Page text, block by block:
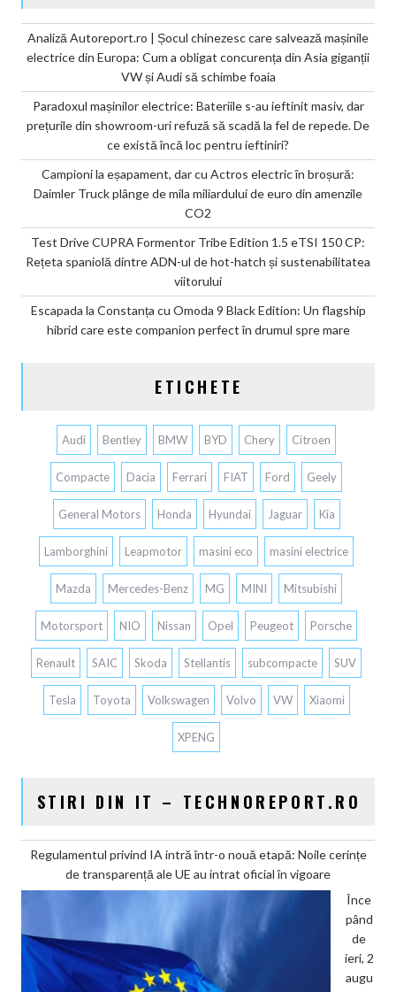
Analiză Autoreport.ro | Șocul chinezesc care salvează mașinile
electrice din Europa: Cum a obligat concurența din Asia giganții
VW și Audi să schimbe foaia
Paradoxul mașinilor electrice: Bateriile s-au ieftinit masiv, dar
prețurile din showroom-uri refuză să scadă la fel de repede. De
ce există încă loc pentru ieftiniri?
Campioni la eșapament, dar cu Actros electric în broșură:
Daimler Truck plânge de mila miliardului de euro din amenzile
CO2
Test Drive CUPRA Formentor Tribe Edition 1.5 eTSI 150 CP:
Rețeta spaniolă dintre ADN-ul de hot-hatch și sustenabilitatea
viitorului
Escapada la Constanța cu Omoda 9 Black Edition: Un flagship
hibrid care este companion perfect în drumul spre mare
ETICHETE
Audi Bentley BMW BYD Chery Citroen
Compacte Dacia Ferrari FIAT Ford Geely
General Motors Honda Hyundai Jaguar Kia
Lamborghini Leapmotor masini eco masini electrice
Mazda Mercedes-Benz MG MINI Mitsubishi
Motorsport NIO Nissan Opel Peugeot Porsche
Renault SAIC Skoda Stellantis subcompacte SUV
Tesla Toyota Volkswagen Volvo VW Xiaomi
XPENG
STIRI DIN IT – TECHNOREPORT.RO
Regulamentul privind IA intră într-o nouă etapă: Noile cerințe
de transparență ale UE au intrat oficial în vigoare
Înce
pând
de
ieri, 2
augu